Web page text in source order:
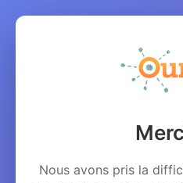
Nous avons pris la